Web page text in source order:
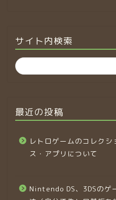
サイト内検索
最近の投稿
レトロゲームのコレクシ
ス・アプリについて
Nintendo DS、3DSのゲ